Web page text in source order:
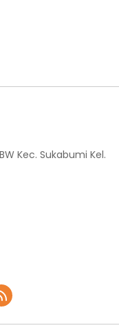
Kec. Sukabumi Kel.